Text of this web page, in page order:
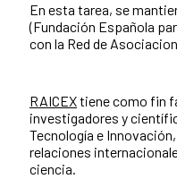
En esta tarea, se
(Fundación Española
con la Red de
RAICEXtiene como fin
investigadores y
Tecnología e
relaciones
ciencia.